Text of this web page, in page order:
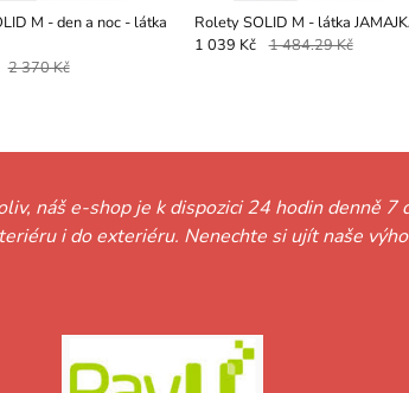
M - den a noc - látka
2 370 Kč
Rolety SOLID M - látka
1 039 Kč 1 484.29 Kč
náš e-shop je k dispozici 24 hodin denně
i do exteriéru. Nenechte si ujít naše